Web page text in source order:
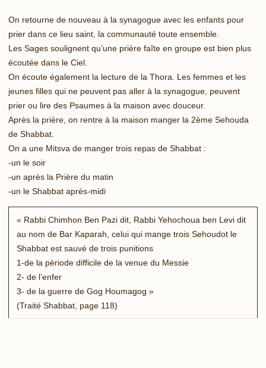
On retourne de nouveau à la synagogue avec les enfants pour
prier dans ce lieu saint, la communauté toute ensemble.
Les Sages soulignent qu’une prière faîte en groupe est bien plus
écoutée dans le Ciel.
On écoute également la lecture de la Thora. Les femmes et les
jeunes filles qui ne peuvent pas aller à la synagogue, peuvent
prier ou lire des Psaumes à la maison avec douceur.
Après la prière, on rentre à la maison manger la 2ème Sehouda
de Shabbat.
On a une Mitsva de manger trois repas de Shabbat :
-un le soir
-un après la Prière du matin
-un le Shabbat après-midi
« Rabbi Chimhon Ben Pazi dit, Rabbi Yehochoua ben Levi dit
au nom de Bar Kaparah, celui qui mange trois Sehoudot le
Shabbat est sauvé de trois punitions
1-de la pèriode difficile de la venue du Messie
2- de l’enfer
3- de la guerre de Gog Houmagog »
(Traité Shabbat, page 118)